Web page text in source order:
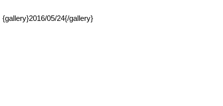
{gallery}2016/05/24{/gallery}